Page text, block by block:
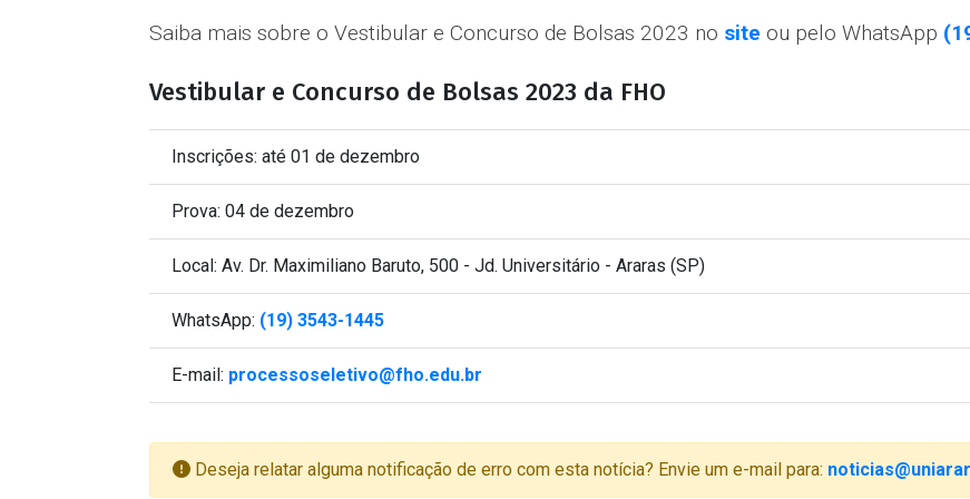
Saiba mais sobre o Vestibular e Concurso de Bolsas 2023 no site ou pelo WhatsApp
Vestibular e Concurso de Bolsas 2023 da FHO
Inscrições: até 01 de dezembro
Prova: 04 de dezembro
Local: Av. Dr. Maximiliano Baruto, 500 - Jd. Universitário - Araras (SP)
WhatsApp: (19) 3543-1445
E-mail: processoseletivo@fho.edu.br
Deseja relatar alguma notificação de erro com esta notícia? Envie um e-mail para: